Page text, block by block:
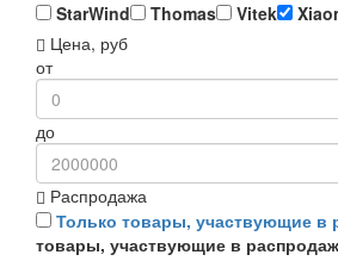
StarWind
Thomas Vitek
Цена, руб
от
до
Распродажа
Только товары, участвующие в
товары, участвующие в